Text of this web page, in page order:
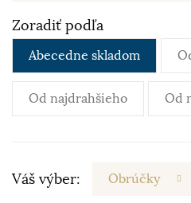
Zoradiť podľa
Abecedne skladom
Od najdrahšieho Od
Váš výber: Obrúčky